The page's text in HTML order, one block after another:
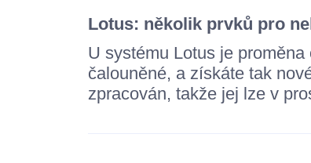
Lotus: několik prvků pro
U systému Lotus je
čalouněné, a získáte tak
zpracován, takže jej lze v